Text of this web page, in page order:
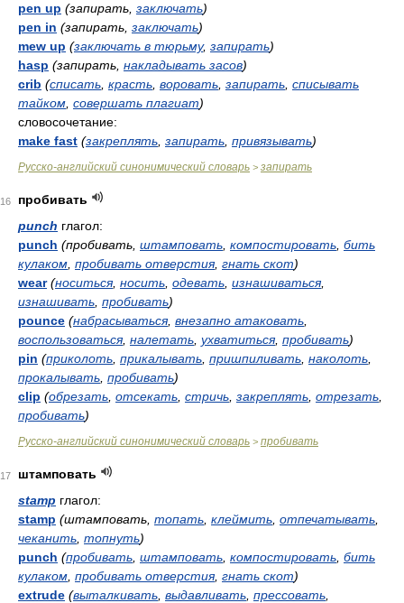
pen up (запирать, заключать)
pen in (запирать, заключать)
mew up (заключать в тюрьму, запирать)
hasp (запирать, накладывать засов)
crib (списать красть воровать запирать списывать
тайком совершать плагиат)
словосочетание:
make fast (закреплять запирать привязывать)
Русско-английский синонимический словарь > запирать
16
пробивать
punch глагол:
punch (пробивать, штамповать компостировать бить
кулаком пробивать отверстия, гнать скот)
wear (носиться, носить одевать изнашиваться,
изнашивать пробивать)
pounce (набрасываться, внезапно атаковать
воспользоваться, налетать ухватиться, пробивать)
pin (приколоть прикалывать пришпиливать наколоть
прокалывать пробивать)
clip (обрезать отсекать стричь закреплять отрезать
пробивать)
Русско-английский синонимический словарь > пробивать
17
штамповать
stamp глагол:
stamp (штамповать, топать клеймить отпечатывать
чеканить топнуть)
punch (пробивать штамповать компостировать бить
кулаком пробивать отверстия, гнать скот)
extrude (выталкивать выдавливать прессовать